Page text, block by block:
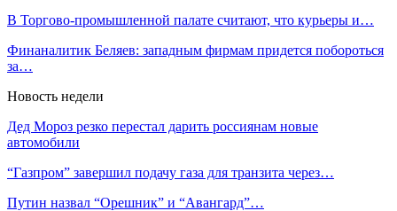
В Торгово-промышленной палате считают, что курьеры и…
Финаналитик Беляев: западным фирмам придется побороться
за…
Новость недели
Дед Мороз резко перестал дарить россиянам новые
автомобили
“Газпром” завершил подачу газа для транзита через…
Путин назвал “Орешник” и “Авангард”…